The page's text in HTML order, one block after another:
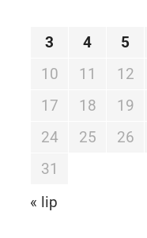
3
4 5
10
11 12
17
18 19
24
25 26
31
« lip